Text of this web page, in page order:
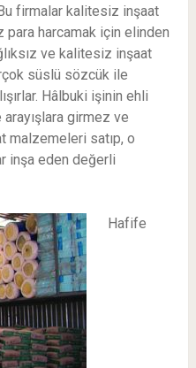
firmalar kalitesiz inşaat
harcamak için elinden
ve kalitesiz inşaat
süslü sözcük ile
Hâlbuki işinin ehli
girmez ve
malzemeleri satıp, o
inşa eden değerli
Hafife